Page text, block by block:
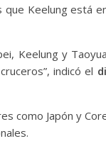
Keelung está
Keelung y
indicó el
como Japón y